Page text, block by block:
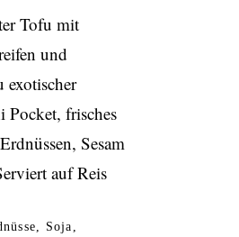
Tofu mit
und
exotischer
Pocket, frisches
Sesam
auf Reis
Soja,